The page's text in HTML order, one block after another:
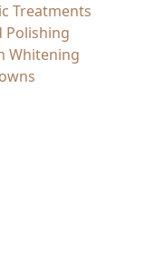
Treatments
Polishing
Whitening